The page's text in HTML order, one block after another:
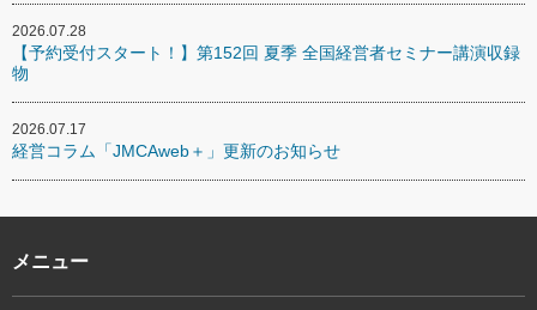
2026.07.28
【予約受付スタート！】第152回 夏季 全国経営者セミナー講演収録
物
2026.07.17
経営コラム「JMCAweb＋」更新のお知らせ
メニュー